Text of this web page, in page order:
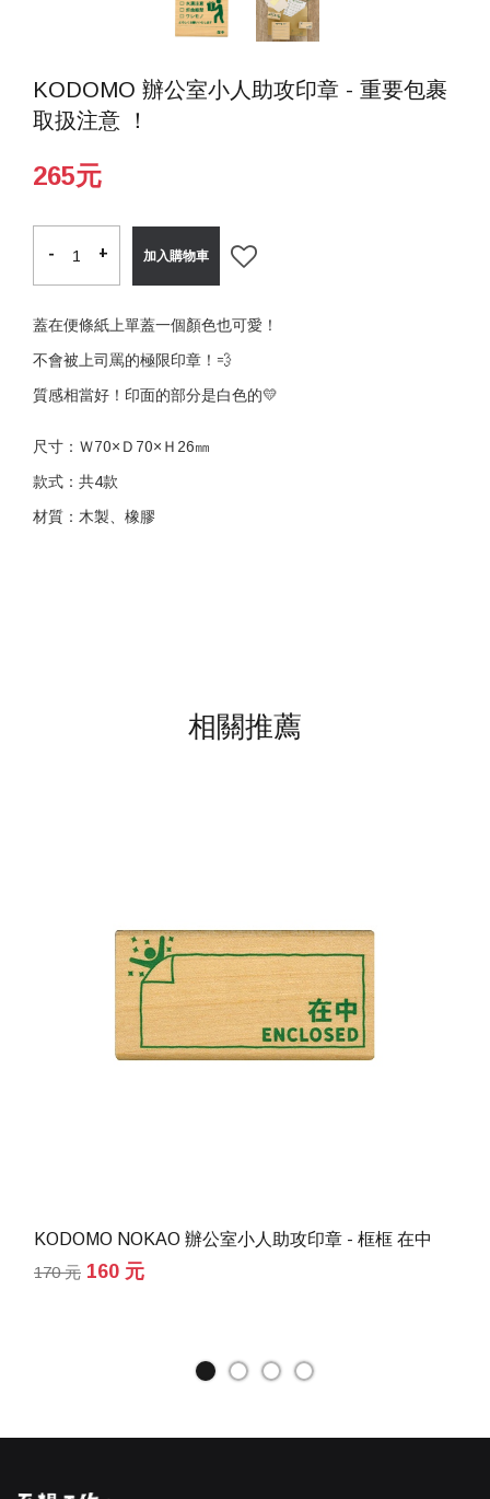
KODOMO 辦公室小人助攻印章 - 重要包裹
取扱注意 ！
265元
- +
- + 加入購物車
蓋在便條紙上單蓋一個顏色也可愛！
不會被上司罵的極限印章！💨
質感相當好！印面的部分是白色的💛
尺寸：Ｗ70×Ｄ70×Ｈ26㎜
款式：共4款
材質：木製、橡膠
相關推薦
KODOMO NOKAO 辦公室小人助攻印章 - 框框 在中
170 元 160 元